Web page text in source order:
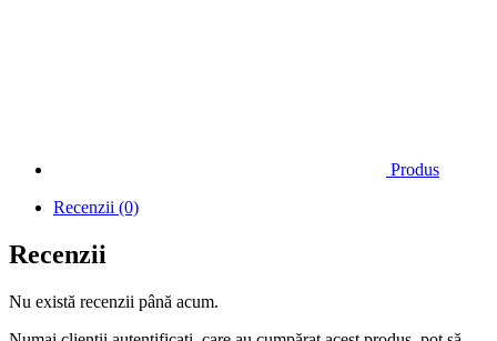
Produs
Recenzii (0)
Recenzii
Nu există recenzii până acum.